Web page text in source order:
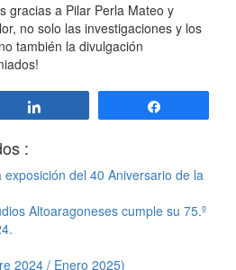
gracias a Pilar Perla Mateo y
no solo las investigaciones y los
también la divulgación
:
exposición del 40 Aniversario de la
Altoaragoneses cumple su 75.º
2024 / Enero 2025)